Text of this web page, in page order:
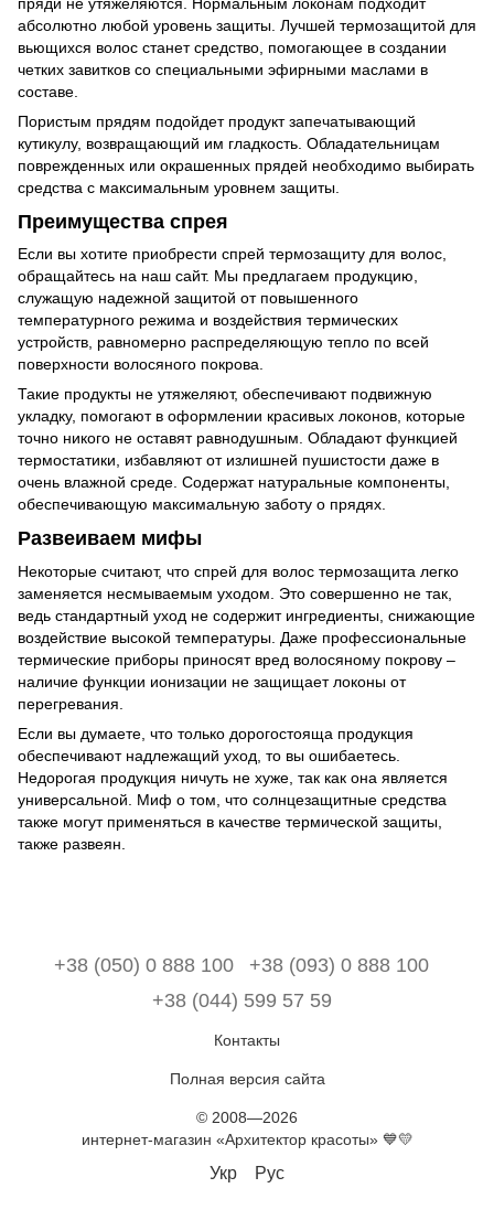
абсолютно любой уровень защиты. Лучшей термозащитой для
вьющихся волос станет средство, помогающее в создании
четких завитков со специальными эфирными маслами в
составе.
Пористым прядям подойдет продукт запечатывающий
кутикулу, возвращающий им гладкость. Обладательницам
поврежденных или окрашенных прядей необходимо выбирать
средства с максимальным уровнем защиты.
Преимущества спрея
Если вы хотите приобрести спрей термозащиту для волос,
обращайтесь на наш сайт. Мы предлагаем продукцию,
служащую надежной защитой от повышенного
температурного режима и воздействия термических
устройств, равномерно распределяющую тепло по всей
поверхности волосяного покрова.
Такие продукты не утяжеляют, обеспечивают подвижную
укладку, помогают в оформлении красивых локонов, которые
точно никого не оставят равнодушным. Обладают функцией
термостатики, избавляют от излишней пушистости даже в
очень влажной среде. Содержат натуральные компоненты,
обеспечивающую максимальную заботу о прядях.
Развеиваем мифы
Некоторые считают, что спрей для волос термозащита легко
заменяется несмываемым уходом. Это совершенно не так,
ведь стандартный уход не содержит ингредиенты, снижающие
воздействие высокой температуры. Даже профессиональные
термические приборы приносят вред волосяному покрову –
наличие функции ионизации не защищает локоны от
перегревания.
Если вы думаете, что только дорогостояща продукция
обеспечивают надлежащий уход, то вы ошибаетесь.
Недорогая продукция ничуть не хуже, так как она является
универсальной. Миф о том, что солнцезащитные средства
также могут применяться в качестве термической защиты,
также развеян.
+38 (050) 0 888 100
+38 (093) 0 888 100
+38 (044) 599 57 59
Контакты
Полная версия сайта
© 2008—2026
интернет-магазин «Архитектор красоты» 💙💛
Укр Рус